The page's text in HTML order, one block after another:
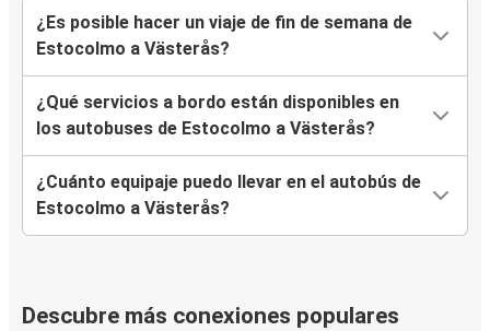
¿Es posible hacer un viaje de fin de semana de
Estocolmo a Västerås?
¿Qué servicios a bordo están disponibles en
los autobuses de Estocolmo a Västerås?
¿Cuánto equipaje puedo llevar en el autobús de
Estocolmo a Västerås?
Descubre más conexiones populares